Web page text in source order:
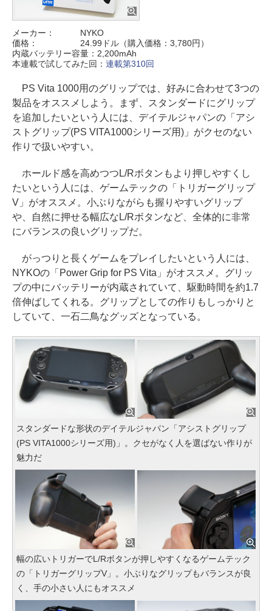
メーカー：
NYKO
価格：
24.99ドル（購入価格：3,780円）
内蔵バッテリー容量： 2,200mAh
本連載で試してみた回： 連載第310回
PS Vita 1000用のグリップでは、好みに合わせて3つの
製品をオススメしよう。まず、スタンダードにグリップ
を追加したいという人には、デイテルジャパンの「アシ
ストグリップ(PS VITA1000シリーズ用)」がクセのない
作りで扱いやすい。
ホールド感を高めつつL/Rボタンもより押しやすくし
たいという人には、ゲームテックの「トリガーグリップ
V」がオススメ。小ぶりながらも握りやすいグリップ
や、自然に押せる幅広なL/Rボタンなど、全体的に非常
にバランスの良いグリップだ。
がっつりと長くゲームをプレイしたいという人には、
NYKOの「Power Grip for PS Vita」がオススメ。グリッ
プの中にバッテリーが内蔵されていて、駆動時間を約1.7
倍伸ばしてくれる。グリップとしての作りもしっかりと
していて、一石二鳥なグッズとなっている。
スタンダードな形状のデイテルジャパン「アシストグリップ
(PS VITA1000シリーズ用)」。クセがなく人を選ばない作りが
魅力だ
幅の広いトリガーでL/Rボタンが押しやすくなるゲームテック
の「トリガーグリップV」。小ぶりなグリップもバランスが良
く、手の小さい人にもオススメ